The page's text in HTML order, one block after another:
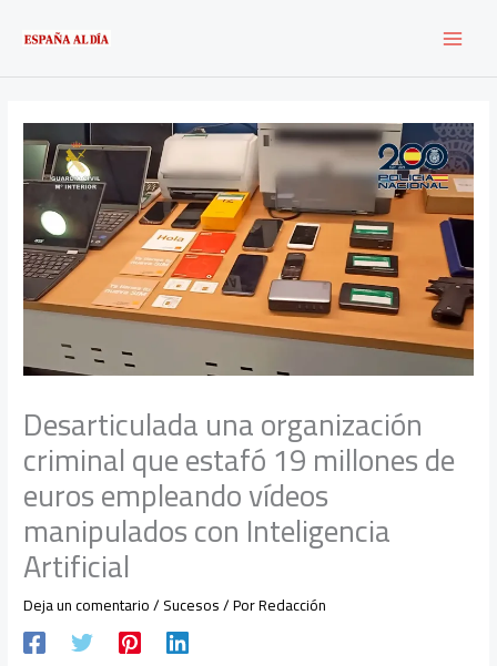
contenido
Desarticulada una organización
criminal que estafó 19 millones de
euros empleando vídeos
manipulados con Inteligencia
Artificial
Deja un comentario/Sucesos/ PorRedacción